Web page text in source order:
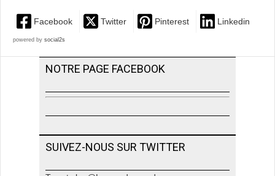
Facebook Twitter Pinterest Linkedin
powered by social2s
NOTRE PAGE FACEBOOK
SUIVEZ-NOUS SUR TWITTER